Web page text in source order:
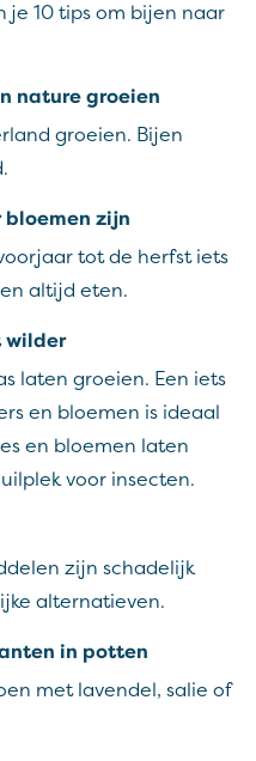
je 10 tips om bijen naar
nature groeien
groeien. Bijen
bloemen zijn
tot de herfst iets
altijd eten.
wilder
laten groeien. Een iets
en bloemen is ideaal
en bloemen laten
voor insecten.
zijn schadelijk
alternatieven.
in potten
met lavendel, salie of